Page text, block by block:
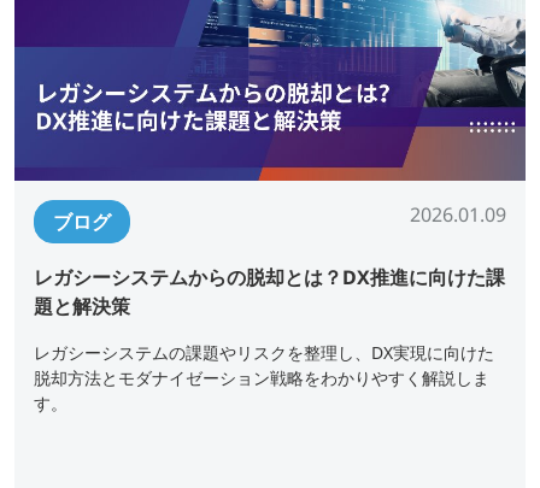
ブログ 2026.01.09
レガシーシステムからの脱却とは？DX推進に向けた課
題と解決策
レガシーシステムの課題やリスクを整理し、DX実現に向けた
脱却方法とモダナイゼーション戦略をわかりやすく解説しま
す。